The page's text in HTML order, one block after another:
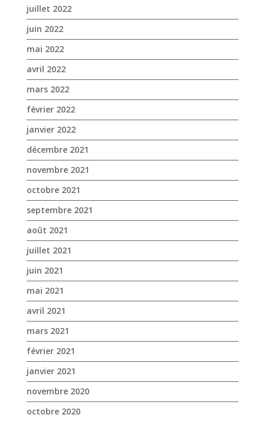
février 2022
janvier 2022
décembre 2021
novembre 2021
octobre 2021
septembre 2021
août 2021
juillet 2021
juin 2021
mai 2021
avril 2021
mars 2021
février 2021
janvier 2021
novembre 2020
octobre 2020
septembre 2020
août 2020
juillet 2020
juin 2020
mai 2020